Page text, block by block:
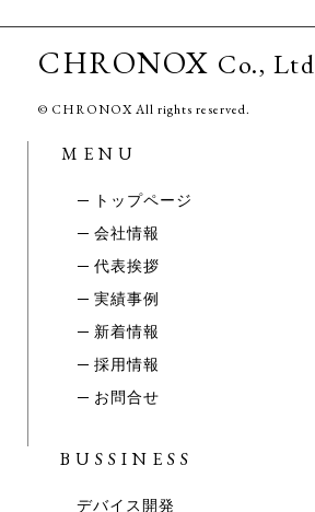
CHRONOX Co., Ltd
© CHRONOX All rights reserved.
MENU
─ トップページ
─ 会社情報
─ 代表挨拶
─ 実績事例
─ 新着情報
─ 採用情報
─ お問合せ
BUSSINESS
デバイス開発